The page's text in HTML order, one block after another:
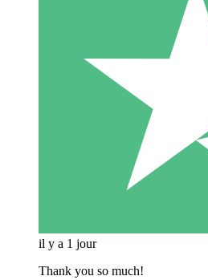
il y a 1 jour
Thank you so much!